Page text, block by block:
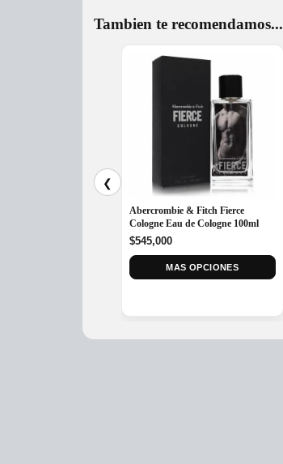
Tambien te recomendamos...
❮
Abercrombie & Fitch Fierce
Cologne Eau de Cologne 100ml
$545,000
MAS OPCIONES